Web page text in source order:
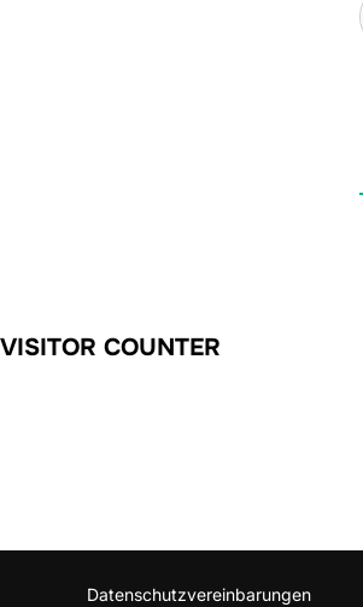
VISITOR COUNTER
Datenschutzvereinbarungen